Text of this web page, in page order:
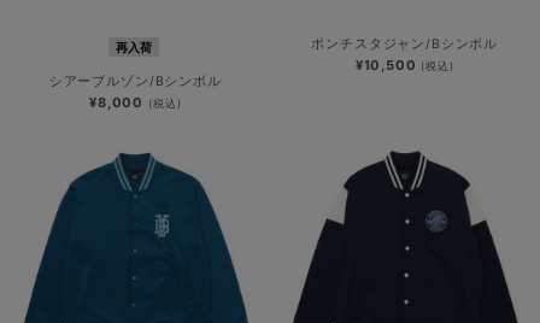
再入荷
シアーブルゾン/Bシンボル
¥8,000 (税込)
ポンチスタジャン/Bシンボル
¥10,500 (税込)